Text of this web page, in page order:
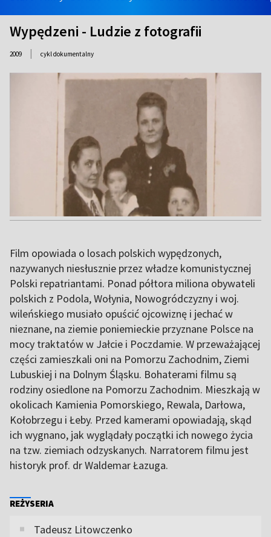
Wypędzeni - Ludzie z fotografii
2009 | cykl dokumentalny
Film opowiada o losach polskich wypędzonych,
nazywanych niesłusznie przez władze komunistycznej
Polski repatriantami. Ponad półtora miliona obywateli
polskich z Podola, Wołynia, Nowogródczyzny i woj.
wileńskiego musiało opuścić ojcowiznę i jechać w
nieznane, na ziemie poniemieckie przyznane Polsce na
mocy traktatów w Jałcie i Poczdamie. W przeważającej
części zamieszkali oni na Pomorzu Zachodnim, Ziemi
Lubuskiej i na Dolnym Śląsku. Bohaterami filmu są
rodziny osiedlone na Pomorzu Zachodnim. Mieszkają w
okolicach Kamienia Pomorskiego, Rewala, Darłowa,
Kołobrzegu i Łeby. Przed kamerami opowiadają, skąd
ich wygnano, jak wyglądały początki ich nowego życia
na tzw. ziemiach odzyskanych. Narratorem filmu jest
historyk prof. dr Waldemar Łazuga.
REŻYSERIA
Tadeusz Litowczenko